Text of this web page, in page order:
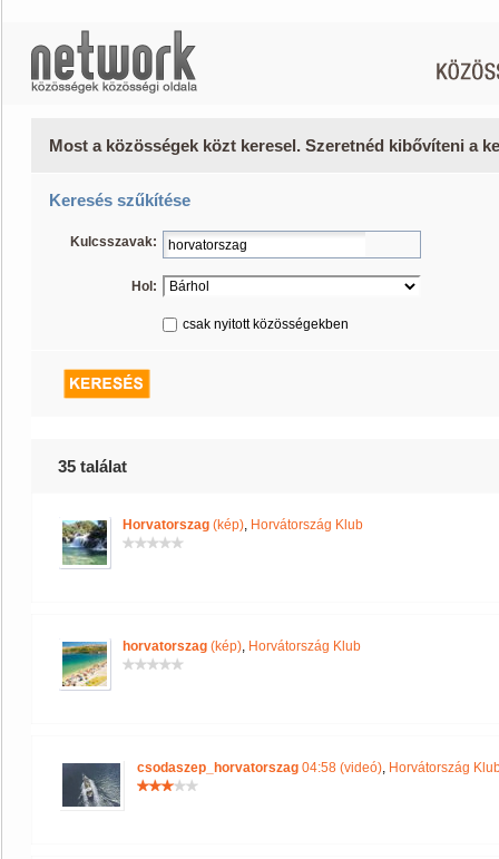
Most a közösségek közt keresel. Szeretnéd kibővíteni a
Keresés szűkítése
Kulcsszavak:
Hol:
csak nyitott közösségekben
35 találat
Horvatorszag (kép), Horvátország Klub
horvatorszag (kép), Horvátország Klub
csodaszep_horvatorszag 04:58 (videó), Horvátország